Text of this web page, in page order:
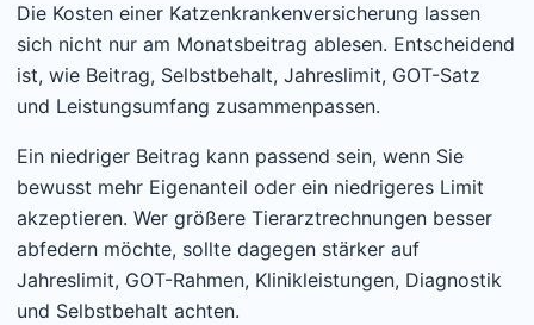
Die Kosten einer Katzenkrankenversicherung lassen
sich nicht nur am Monatsbeitrag ablesen. Entscheidend
ist, wie Beitrag, Selbstbehalt, Jahreslimit, GOT-Satz
und Leistungsumfang zusammenpassen.
Ein niedriger Beitrag kann passend sein, wenn Sie
bewusst mehr Eigenanteil oder ein niedrigeres Limit
akzeptieren. Wer größere Tierarztrechnungen besser
abfedern möchte, sollte dagegen stärker auf
Jahreslimit, GOT-Rahmen, Klinikleistungen, Diagnostik
und Selbstbehalt achten.